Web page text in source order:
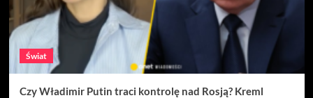
Świat
Czy Władimir Putin traci kontrolę nad Rosją? Kreml